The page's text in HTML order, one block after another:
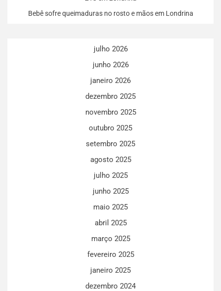
Bebê sofre queimaduras no rosto e mãos em Londrina
julho 2026
junho 2026
janeiro 2026
dezembro 2025
novembro 2025
outubro 2025
setembro 2025
agosto 2025
julho 2025
junho 2025
maio 2025
abril 2025
março 2025
fevereiro 2025
janeiro 2025
dezembro 2024